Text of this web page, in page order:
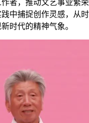
，推动文艺事业繁
中捕捉创作灵感，
时代的精神气象。